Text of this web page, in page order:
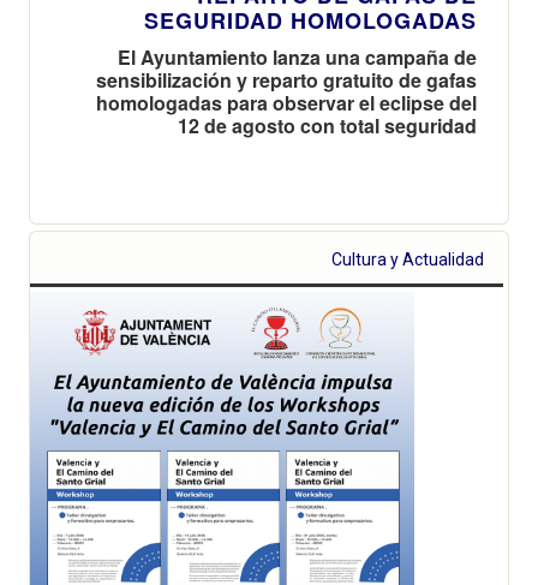
SEGURIDAD HOMOLOGADAS
El Ayuntamiento lanza una campaña de
sensibilización y reparto gratuito de gafas
homologadas para observar el eclipse del
12 de agosto con total seguridad
Cultura y Actualidad